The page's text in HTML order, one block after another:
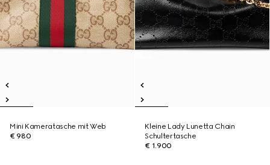
Mini Kameratasche mit Web
€ 980
Kleine Lady Lunetta Chain
Schultertasche
€ 1.900